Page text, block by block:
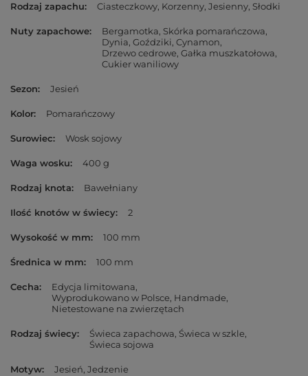
Rodzaj zapachu Ciasteczkowy Korzenny Jesienny Słodki
Nuty zapachowe Bergamotka Skórka pomarańczowa
Dynia Goździki Cynamon
Drzewo cedrowe Gałka muszkatołowa
Cukier waniliowy
Sezon Jesień
Kolor Pomarańczowy
Surowiec Wosk sojowy
Waga wosku 400 g
Rodzaj knota Bawełniany
Ilość knotów w świecy 2
Wysokość w mm 100 mm
Średnica w mm 100 mm
Cecha
Edycja limitowana
Wyprodukowano w Polsce Handmade
Nietestowane na zwierzętach
Rodzaj świecy Świeca zapachowa Świeca w szkle
Świeca sojowa
Motyw Jesień Jedzenie